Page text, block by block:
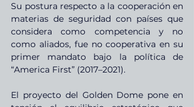
Su postura respecto a la cooperación en
materias de seguridad con países que
considera como competencia y no
como aliados, fue no cooperativa en su
primer mandato bajo la política de
“America First” (2017–2021).
El proyecto del Golden Dome pone en